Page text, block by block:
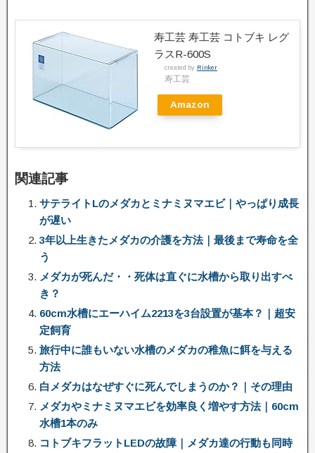
寿工芸 寿工芸 コトブキ レグ
ラスR-600S
created by Rinker
寿工芸
Amazon
関連記事
サテライトLのメダカとミナミヌマエビ｜やっぱり成長
が遅い
3年以上生きたメダカの介護を方法｜最後まで寿命を全
う
メダカが死んだ・・死体は直ぐに水槽から取り出すべ
き？
60cm水槽にエーハイム2213を3台設置が基本？｜超安
定飼育
旅行中に誰もいない水槽のメダカの稚魚に餌を与える
方法
白メダカはなぜすぐに死んでしまうのか？｜その理由
メダカやミナミヌマエビを効率良く増やす方法｜60cm
水槽1本のみ
コトブキフラットLEDの故障｜メダカ達の行動も同時